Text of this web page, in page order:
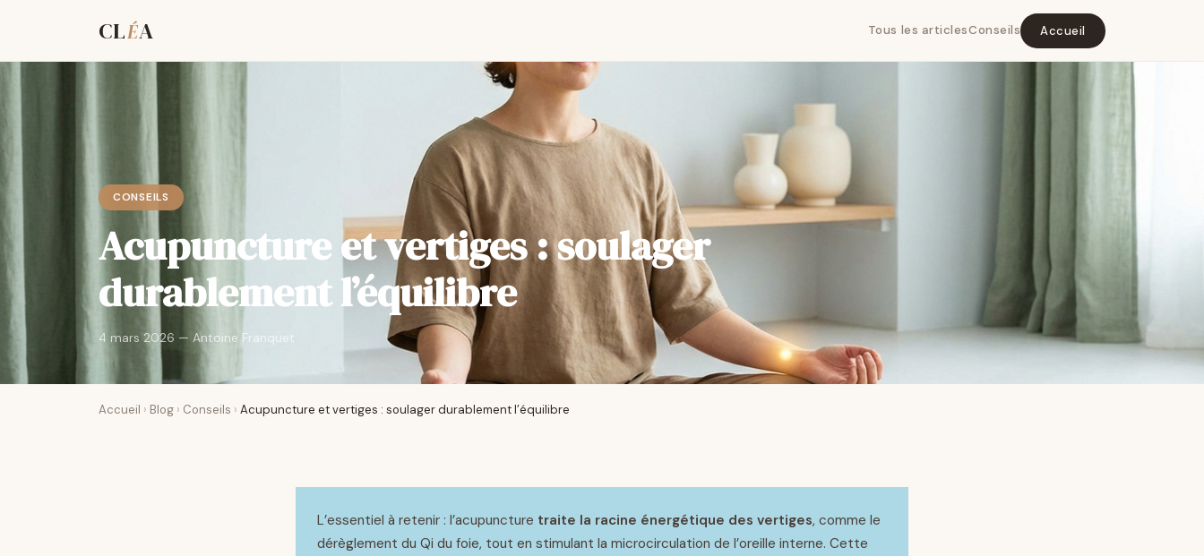
CLÉA Tous les articlesConseils Accueil
CONSEILS
Acupuncture et vertiges : soulager
durablement l’équilibre
4 mars 2026 — Antoine Franquet
Accueil › Blog › Conseils › Acupuncture et vertiges : soulager durablement l’équilibre
L’essentiel à retenir : l’acupuncture traite la racine énergétique des vertiges, comme le
dérèglement du Qi du foie, tout en stimulant la microcirculation de l’oreille interne. Cette